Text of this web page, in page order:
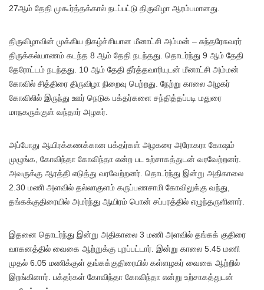
27ஆம் தேதி முகூர்த்தக்கால் நடப்பட்டு திருவிழா ஆரம்பமானது.
திருவிழாவின் முக்கிய நிகழ்ச்சியான மீனாட்சி அம்மன் – சுந்தரேசுவரர்
திருக்கல்யாணம் கடந்த 8 ஆம் தேதி நடந்தது. தொடர்ந்து 9 ஆம் தேதி
தேரோட்டம் நடந்தது. 10 ஆம் தேதி தீர்த்தவாரியுடன் மீனாட்சி அம்மன்
கோவில் சித்திரை திருவிழா நிறைவு பெற்றது. நேற்று காலை அழகர்
கோவிலில் இருந்து ஊர் நெடுக பக்தர்களை சந்தித்தப்படி மதுரை
மாநகருக்குள் வந்தார் அழகர்.
அப்போது ஆயிரக்கணக்கான பக்தர்கள் அழகரை அரோகரா கோஷம்
முழுங்க, கோவிந்தா கோவிந்தா என்ற பட உற்சாகத்துடன் வரவேற்றனர்.
அவருக்கு ஆரத்தி எடுத்து வரவேற்றனர். தொடர்ந்து இன்று அதிகாலை
2.30 மணி அளவில் தல்லாகுளம் கருப்பணசாமி கோவிலுக்கு வந்து,
தங்கக்குதிரையில் அமர்ந்து ஆயிரம் பொன் சப்பரத்தில் எழுந்தருளினார்.
இதனை தொடர்ந்து இன்று அதிகாலை 3 மணி அளவில் தங்கக் குதிரை
வாகனத்தில் வைகை ஆற்றுக்கு புறப்பட்டார். இன்று காலை 5.45 மணி
முதல் 6.05 மணிக்குள் தங்கக்குதிரையில் கள்ளழகர் வைகை ஆற்றில்
இறங்கினார். பக்தர்கள் கோவிந்தா கோவிந்தா என்று உற்சாகத்துடன்